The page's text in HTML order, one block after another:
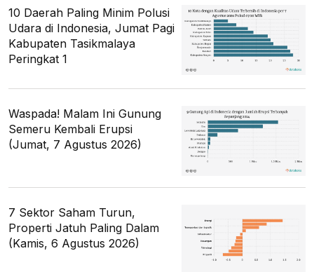
10 Daerah Paling Minim Polusi
Udara di Indonesia, Jumat Pagi
Kabupaten Tasikmalaya
Peringkat 1
Waspada! Malam Ini Gunung
Semeru Kembali Erupsi
(Jumat, 7 Agustus 2026)
7 Sektor Saham Turun,
Properti Jatuh Paling Dalam
(Kamis, 6 Agustus 2026)